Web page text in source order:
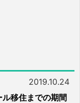
2019.10.24
ル移住までの期間